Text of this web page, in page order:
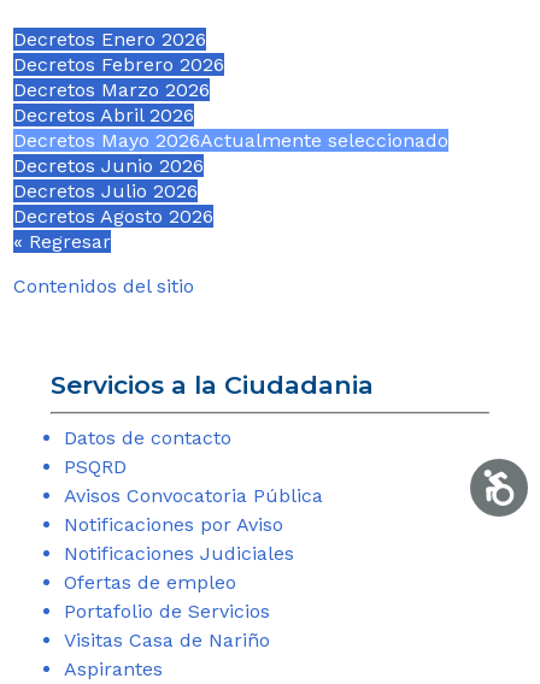
Decretos Enero 2026
Decretos Febrero 2026
Decretos Marzo 2026
Decretos Abril 2026
Decretos Mayo 2026Actualmente seleccionado
Decretos Junio 2026
Decretos Julio 2026
Decretos Agosto 2026
« Regresar
Contenidos del sitio
Servicios a la Ciudadania
Datos de contacto
PSQRD
Avisos Convocatoria Pública
Notificaciones por Aviso
Notificaciones Judiciales
Ofertas de empleo
Portafolio de Servicios
Visitas Casa de Nariño
Aspirantes